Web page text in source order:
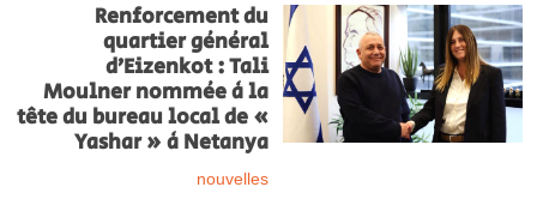
Renforcement du
quartier général
d’Eizenkot : Tali
Moulner nommée à la
tête du bureau local de «
Yashar » à Netanya
nouvelles